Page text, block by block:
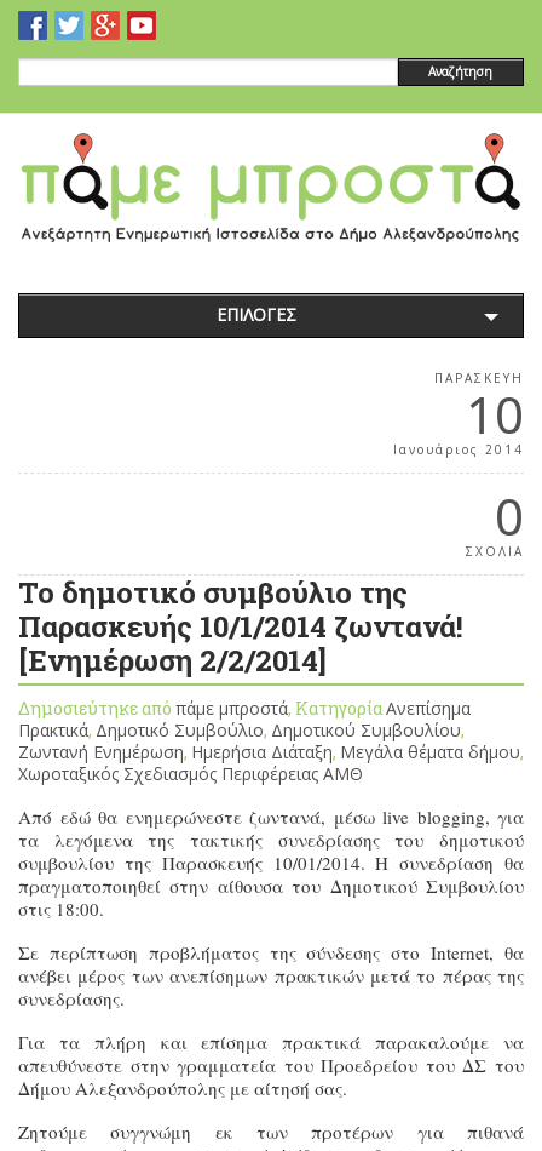
Αναζήτηση
ΕΠΙΛΟΓΕΣ
ΠΑΡΑΣΚΕΥΉ
10
Ιανουάριος 2014
0
ΣΧΟΛΙΑ
Το δημοτικό συμβούλιο της
Παρασκευής 10/1/2014 ζωντανά!
[Ενημέρωση 2/2/2014]
Δημοσιεύτηκε από πάμε μπροστά, ΚατηγορίαΑνεπίσημα
Πρακτικά, Δημοτικό Συμβούλιο, Δημοτικού Συμβουλίου,
Ζωντανή Ενημέρωση, Ημερήσια Διάταξη, Μεγάλα θέματα δήμου,
Χωροταξικός Σχεδιασμός Περιφέρειας ΑΜΘ
Από εδώ θα ενημερώνεστε ζωντανά, μέσω live blogging, για
τα λεγόμενα της τακτικής συνεδρίασης του δημοτικού
συμβουλίου της Παρασκευής 10/01/2014. Η συνεδρίαση θα
πραγματοποιηθεί στην αίθουσα του Δημοτικού Συμβουλίου
στις 18:00.
Σε περίπτωση προβλήματος της σύνδεσης στο Internet, θα
ανέβει μέρος των ανεπίσημων πρακτικών μετά το πέρας της
συνεδρίασης.
Για τα πλήρη και επίσημα πρακτικά παρακαλούμε να
απευθύνεστε στην γραμματεία του Προεδρείου του ΔΣ του
Δήμου Αλεξανδρούπολης με αίτησή σας.
Ζητούμε συγγνώμη εκ των προτέρων για πιθανά